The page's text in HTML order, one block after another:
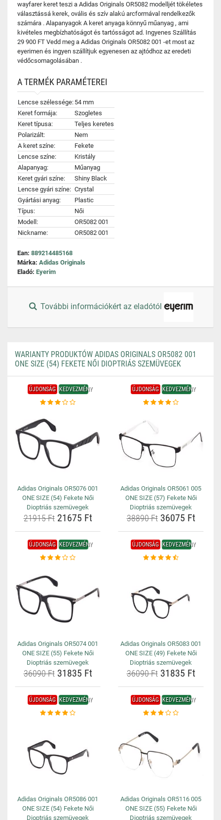
wayfarer keret teszi a Adidas Originals OR5082 modelljét tökéletes
választássá kerek, ovális és szív alakú arcformával rendelkezők
számára . Alapanyagok A keret anyaga könnyű műanyag , ami
kivételes megbízhatóságot és tartósságot ad. Ingyenes Szállítás
29 900 FT Vedd meg a Adidas Originals OR5082 001 -et most az
eyerimen és ingyen szállítjuk egyenesen az ajtódhoz az eredeti
védőcsomagolásában .
A TERMÉK PARAMÉTEREI
Lencse szélessége: 54 mm
Keret formája:
Szogletes
Keret típusa:
Teljes keretes
Polarizált:
Nem
A keret színe:
Fekete
Lencse színe:
Kristály
Alapanyag:
Műanyag
Keret gyári színe:
Shiny Black
Lencse gyári színe: Crystal
Gyártási anyag:
Plastic
Típus:
Női
Modell:
OR5082 001
Nickname:
OR5082 001
Ean: 889214485168
Márka: Adidas Originals
Eladó: Eyerim
További információkért az eladótól
WARIANTY PRODUKTÓW ADIDAS ORIGINALS OR5082 001
ONE SIZE (54) FEKETE NŐI DIOPTRIÁS SZEMÜVEGEK
ÚJDONSÁG KEDVEZMÉNY
Adidas Originals OR5076 001
ONE SIZE (54) Fekete Női
Dioptriás szemüvegek
21915 Ft21675 Ft
ÚJDONSÁG KEDVEZMÉNY
Adidas Originals OR5061 005
ONE SIZE (57) Fekete Női
Dioptriás szemüvegek
38890 Ft36075 Ft
ÚJDONSÁG KEDVEZMÉNY
Adidas Originals OR5074 001
ONE SIZE (55) Fekete Női
Dioptriás szemüvegek
36090 Ft31835 Ft
ÚJDONSÁG KEDVEZMÉNY
Adidas Originals OR5083 001
ONE SIZE (49) Fekete Női
Dioptriás szemüvegek
36090 Ft31835 Ft
ÚJDONSÁG KEDVEZMÉNY
Adidas Originals OR5086 001
ONE SIZE (54) Fekete Női
Dioptriás szemüvegek
ÚJDONSÁG KEDVEZMÉNY
Adidas Originals OR5116 005
ONE SIZE (55) Fekete Női
Dioptriás szemüvegek